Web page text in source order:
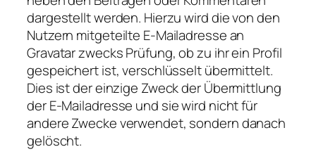
dargestellt werden. Hierzu wird die von den
Nutzern mitgeteilte E-Mailadresse an
Gravatar zwecks Prüfung, ob zu ihr ein Profil
gespeichert ist, verschlüsselt übermittelt.
Dies ist der einzige Zweck der Übermittlung
der E-Mailadresse und sie wird nicht für
andere Zwecke verwendet, sondern danach
gelöscht.